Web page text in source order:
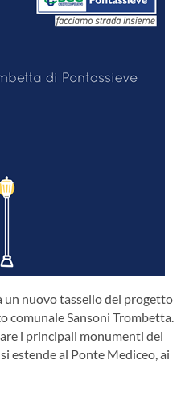
un nuovo tassello del progetto
comunale Sansoni Trombetta.
i principali monumenti del
estende al Ponte Mediceo, ai